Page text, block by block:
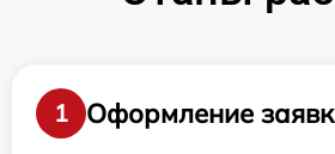
1
Оформление